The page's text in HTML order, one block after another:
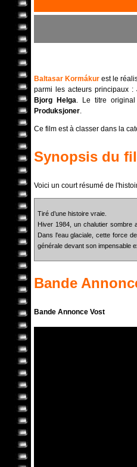
Baltasar Kormákur est le
parmi les acteurs principaux :
Bjorg Helga. Le titre
Produksjoner.
Ce film est à classer dans la
Synopsis du
Voici un court résumé de
Tiré d’une histoire vraie.
Hiver 1984, un chalutier sombre
Dans l'eau glaciale, cette force
générale devant son impensable
Bande
Bande Annonce Vost